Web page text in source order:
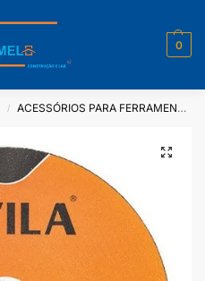
0
/ ACESSÓRIOS PARA FERRAMENTAS ELÉTRICAS